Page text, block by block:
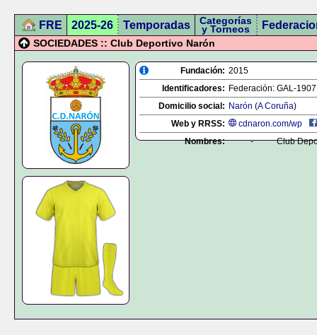
FRE 2025-26 Temporadas Categorías
y Torneos
SOCIEDADES :: Club Deportivo Narón
Fundación: 2015
Identificadores: Federación: GAL-1907
Domicilio social: Narón (A Coruña)
Web y RRSS:
cdnaron.com/wp
Nombres:
- Club